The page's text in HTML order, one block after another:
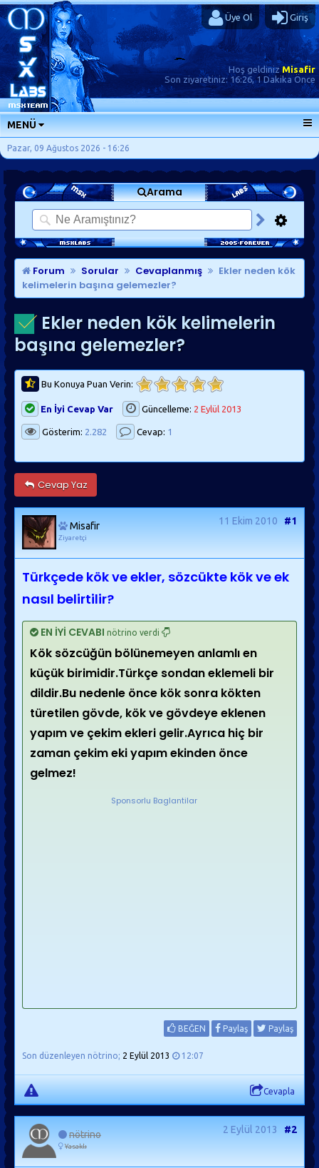
Üye Ol Giriş
Hoş geldinizMisafir
Son ziyaretiniz: 16:26, 1 Dakika Önce
MENÜ
ANA SAYFA
FORUMLAR
SORU-CEVAP
GÜNLÜKLER
SON MESAJLAR
KISAYOLLAR
Pazar, 09 Ağustos 2026 - 16:26
Arama
Forum Sorular Cevaplanmış
Ekler neden kök
kelimelerin başına gelemezler?
Ekler neden kök kelimelerin
başına gelemezler?
Bu Konuya Puan Verin:
En İyi Cevap Var Güncelleme: 2 Eylül 2013
Gösterim: 2.282 Cevap: 1
Cevap Yaz
Misafir
Ziyaretçi
11 Ekim 2010 #1
Türkçede kök ve ekler, sözcükte kök ve ek
nasıl belirtilir?
EN İYİ CEVABI nötrino verdi
Kök sözcüğün bölünemeyen anlamlı en
küçük birimidir.Türkçe sondan eklemeli bir
dildir.Bu nedenle önce kök sonra kökten
türetilen gövde, kök ve gövdeye eklenen
yapım ve çekim ekleri gelir.Ayrıca hiç bir
zaman çekim eki yapım ekinden önce
gelmez!
Sponsorlu Baglantilar
BEĞEN Paylaş Paylaş
Son düzenleyen nötrino; 2 Eylül 2013 12:07
Cevapla
nötrino
Yasaklı
2 Eylül 2013 #2